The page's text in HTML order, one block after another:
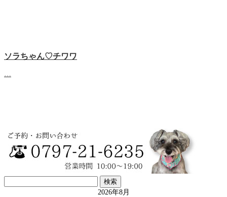
ソラちゃん♡‬チワワ
索:
2026年8月